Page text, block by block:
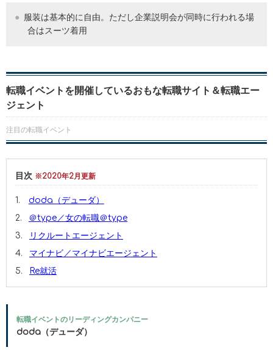
服装は基本的に自由。ただし企業説明会が同時に行われる場
合はスーツ着用
転職イベントを開催しているおもな転職サイト＆転職エー
ジェント
注目の転職イベント
目次 ※2020年2月更新
doda（デューダ）
＠type／女の転職＠type
リクルートエージェント
マイナビ／マイナビエージェント
Re就活
転職イベントのリーディングカンパニー
doda（デューダ）